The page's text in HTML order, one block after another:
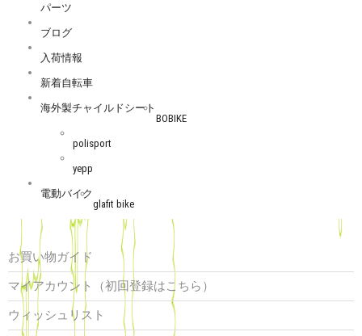
パーツ
ブログ
入荷情報
新着自転車
海外製チャイルドシート
BOBIKE
polisport
yepp
電動バイク
glafit bike
お買い物ガイド
マイアカウント（初回登録はこちら）
ウィッシュリスト